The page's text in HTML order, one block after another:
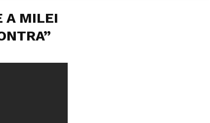
A MILEI